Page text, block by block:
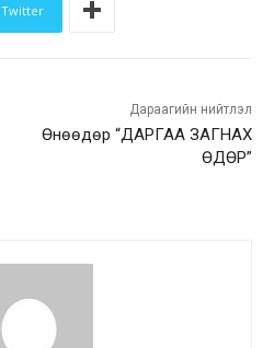
Twitter
Дараагийн нийтлэл
Өнөөдөр “ДАРГАА ЗАГНАХ
ӨДӨР”